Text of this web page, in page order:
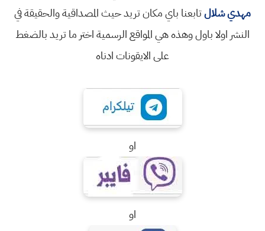
مهدي شلالتابعنا باي مكان تريد حيث المصداقية والحقيقة في
النشر اولا باول وهذه هي المواقع الرسمية اختر ما تريد بالضغط
على الايقونات ادناه
او
او